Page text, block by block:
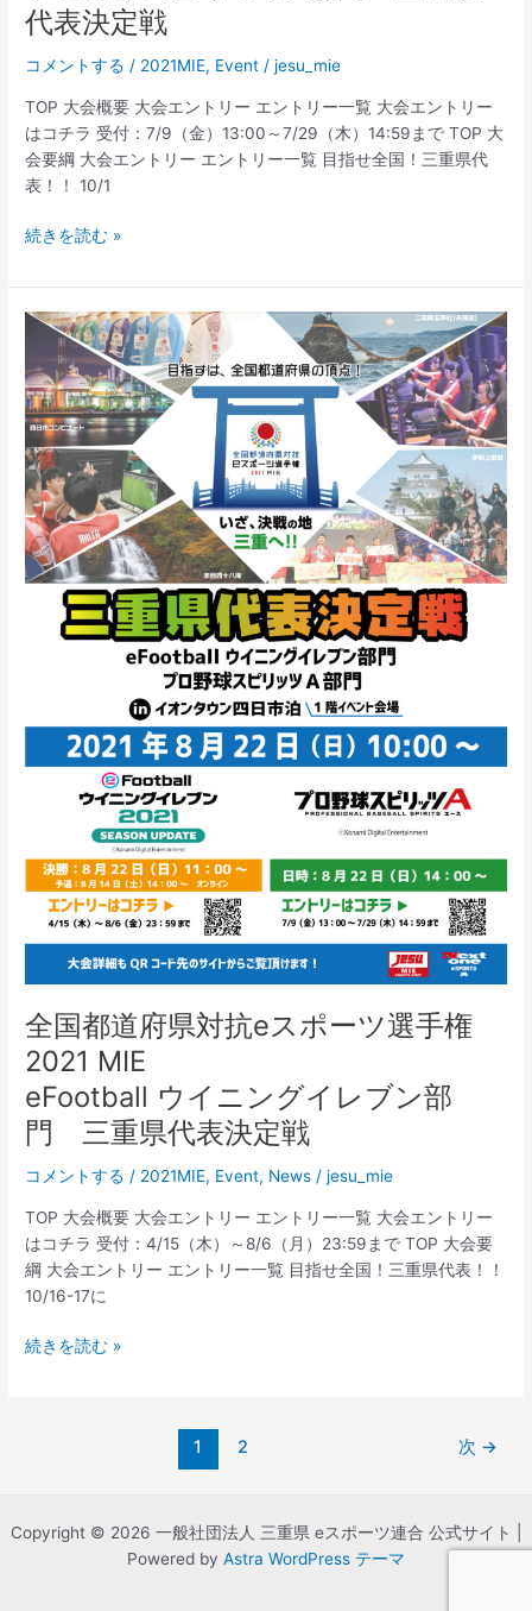
重
県
特
代
表
選
抜
戦
代表決定戦
コメントする / 2021MIE, Event /jesu_mie
TOP 大会概要 大会エントリー エントリー一覧 大会エントリー
はコチラ 受付：7/9（金）13:00～7/29（木）14:59まで TOP 大
会要綱 大会エントリー エントリー一覧 目指せ全国！三重県代
表！！ 10/1
全
都
道
県
対
抗
e
ス
ポ
ー
ツ
選
ロ
リ
ッ
A
三
重
県
代
表
決
定
続きを読む »
全国都道府県対抗eスポーツ選手権
2021 MIE
eFootball ウイニングイレブン部
門 三重県代表決定戦
コメントする / 2021MIE, Event, News /jesu_mie
TOP 大会概要 大会エントリー エントリー一覧 大会エントリー
はコチラ 受付：4/15（木）～8/6（月）23:59まで TOP 大会要
綱 大会エントリー エントリー一覧 目指せ全国！三重県代表！！
10/16-17に
全
抗
続きを読む »
1 2 次 →
Copyright © 2026 一般社団法人 三重県 eスポーツ連合 公式サイト |
Powered by Astra WordPress テーマ